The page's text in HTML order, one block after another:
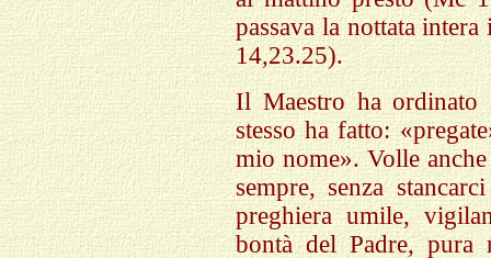
passava la nottata
14,23.25).
Il Maestro ha
stesso ha fatto:
mio nome». Volle
sempre, senza
preghiera umile,
bontà del Padre, pura